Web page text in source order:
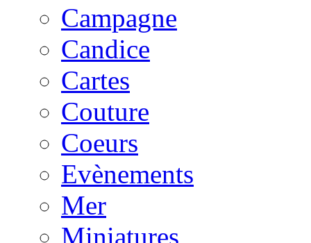
Campagne
Candice
Cartes
Couture
Coeurs
Evènements
Mer
Miniatures